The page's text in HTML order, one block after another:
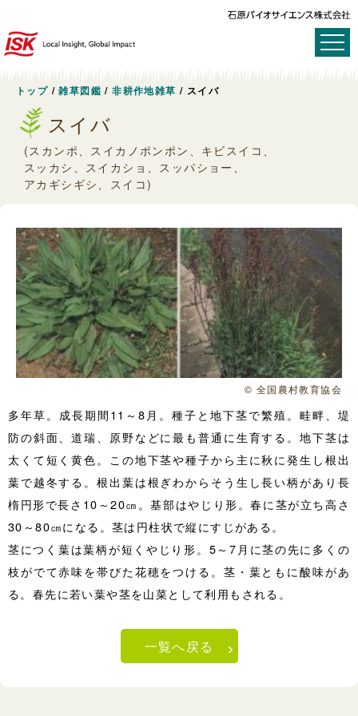
トップ /雑草図鑑 /非耕作地雑草 / スイバ
スイバ
(スカンポ、スイカノポンポン、キビスイコ、
スッカシ、スイカショ、スッパショー、
アカギシギシ、スイコ)
© 全国農村教育協会
多年草。成長期間11～8月。種子と地下茎で繁殖。畦畔、堤
防の斜面、道瑞、原野などに最も普通に生育する。地下茎は
太くて短く黄色。この地下茎や種子から主に秋に発生し根出
葉で越冬する。根出葉は根ぎわからそう生し長い柄があり長
楕円形で長さ10～20㎝。基部はやじり形。春に茎が立ち高さ
30～80㎝になる。茎は円柱状で縦にすじがある。
茎につく葉は葉柄が短くやじり形。5～7月に茎の先に多くの
枝がでて赤味を帯びた花穂をつける。茎・葉ともに酸味があ
る。春先に若い葉や茎を山菜として利用もされる。
一覧へ戻る